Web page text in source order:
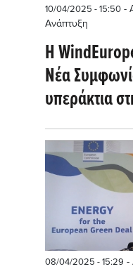
10/04/2025 - 15:50 -
Ανάπτυξη
Η
Νέα
υπεράκτια
08/04/2025 - 15:29 -